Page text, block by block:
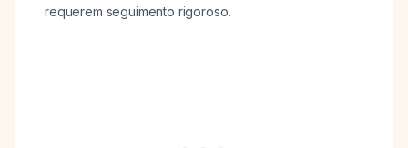
requerem seguimento rigoroso.